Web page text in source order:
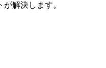
解決します。